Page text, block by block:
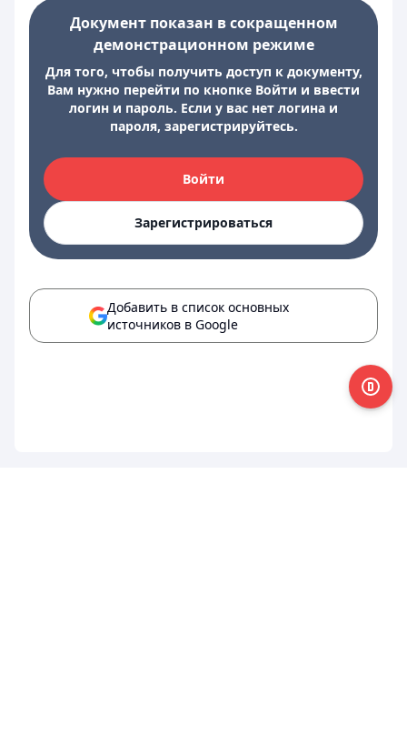
Документ показан в сокращенном
демонстрационном режиме
Для того, чтобы получить доступ к документу,
Вам нужно перейти по кнопке Войти и ввести
логин и пароль. Если у вас нет логина и
пароля, зарегистрируйтесь.
Войти
Зарегистрироваться
Добавить в список основных
источников в Google